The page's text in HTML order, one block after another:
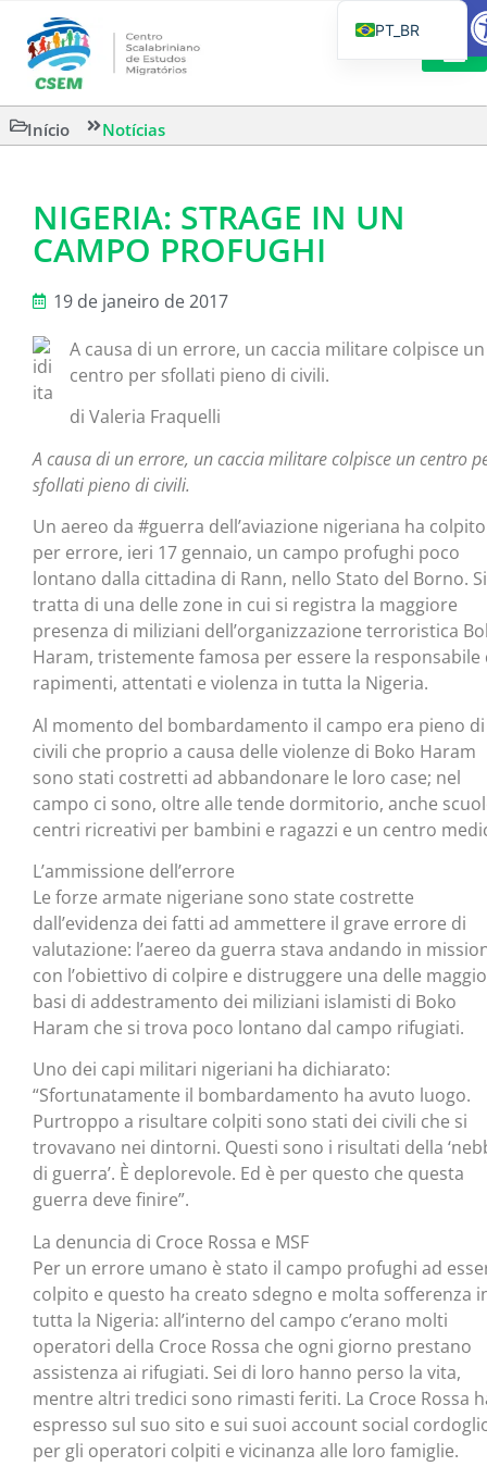
Início Notícias
NIGERIA: STRAGE IN UN
CAMPO PROFUGHI
19 de janeiro de 2017
A causa di un errore, un caccia militare colpisce un
centro per sfollati pieno di civili.
di Valeria Fraquelli
A causa di un errore, un caccia militare colpisce un centro
sfollati pieno di civili.
Un aereo da #guerra dell’aviazione nigeriana ha colpito
per errore, ieri 17 gennaio, un campo profughi poco
lontano dalla cittadina di Rann, nello Stato del Borno. Si
tratta di una delle zone in cui si registra la maggiore
presenza di miliziani dell’organizzazione terroristica
Haram, tristemente famosa per essere la responsabile
rapimenti, attentati e violenza in tutta la Nigeria.
Al momento del bombardamento il campo era pieno di
civili che proprio a causa delle violenze di Boko Haram
sono stati costretti ad abbandonare le loro case; nel
campo ci sono, oltre alle tende dormitorio, anche
centri ricreativi per bambini e ragazzi e un centro
L’ammissione dell’errore
Le forze armate nigeriane sono state costrette
dall’evidenza dei fatti ad ammettere il grave errore di
valutazione: l’aereo da guerra stava andando in
con l’obiettivo di colpire e distruggere una delle
basi di addestramento dei miliziani islamisti di Boko
Haram che si trova poco lontano dal campo rifugiati.
Uno dei capi militari nigeriani ha dichiarato:
“Sfortunatamente il bombardamento ha avuto luogo.
Purtroppo a risultare colpiti sono stati dei civili che si
trovavano nei dintorni. Questi sono i risultati della
di guerra’. È deplorevole. Ed è per questo che questa
guerra deve finire”.
La denuncia di Croce Rossa e MSF
Per un errore umano è stato il campo profughi ad
colpito e questo ha creato sdegno e molta sofferenza
tutta la Nigeria: all’interno del campo c’erano molti
operatori della Croce Rossa che ogni giorno prestano
assistenza ai rifugiati. Sei di loro hanno perso la vita,
mentre altri tredici sono rimasti feriti. La Croce Rossa
espresso sul suo sito e sui suoi account social
per gli operatori colpiti e vicinanza alle loro famiglie.
PT_BR
IT